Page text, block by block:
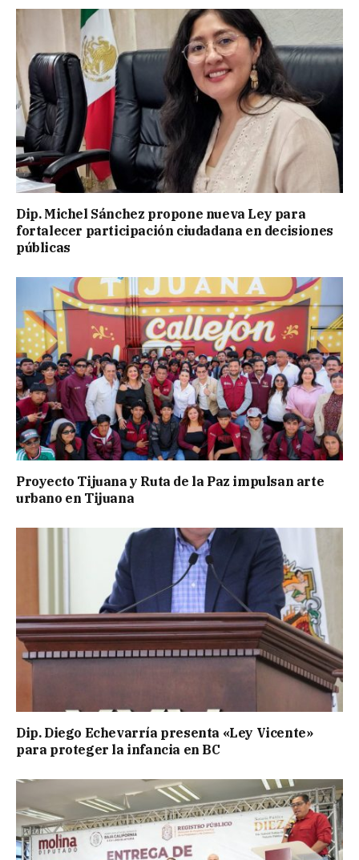
Dip. Michel Sánchez propone nueva Ley para
fortalecer participación ciudadana en decisiones
públicas
Proyecto Tijuana y Ruta de la Paz impulsan arte
urbano en Tijuana
Dip. Diego Echevarría presenta «Ley Vicente»
para proteger la infancia en BC